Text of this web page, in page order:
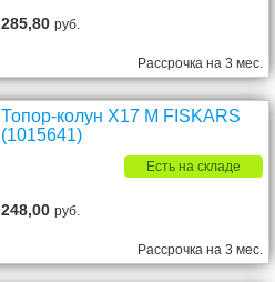
285,80руб.
Рассрочка на 3 мес.
Топор-колун X17 M FISKARS
(1015641)
Есть на складе
248,00руб.
Рассрочка на 3 мес.